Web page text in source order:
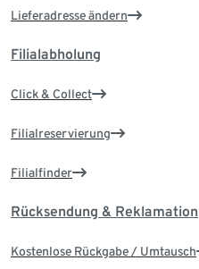
Lieferadresse ändern
Filialabholung
Click & Collect
Filialreservierung
Filialfinder
Rücksendung & Reklamation
Kostenlose Rückgabe / Umtausch